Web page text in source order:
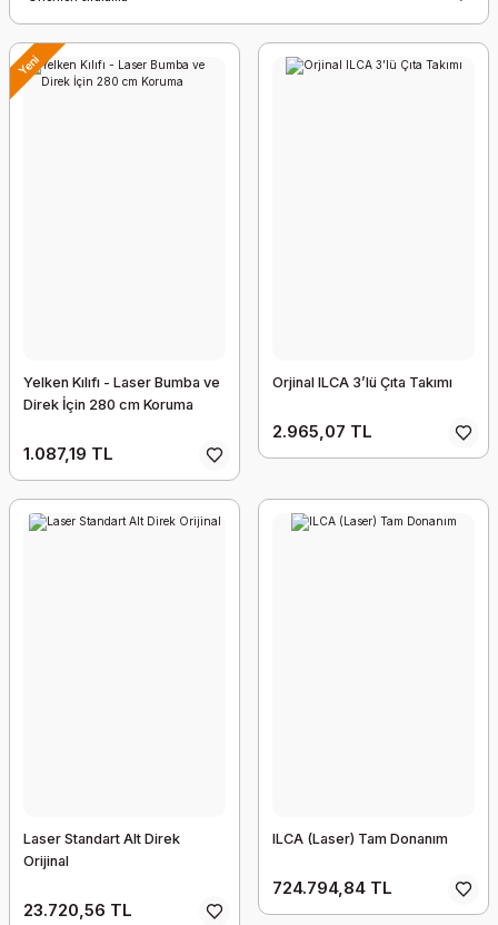
Yeni
Yelken Kılıfı - Laser Bumba ve
Direk İçin 280 cm Koruma
1.087,19 TL
Orjinal ILCA 3’lü Çıta Takımı
2.965,07 TL
Laser Standart Alt Direk
Orijinal
23.720,56 TL
ILCA (Laser) Tam Donanım
724.794,84 TL